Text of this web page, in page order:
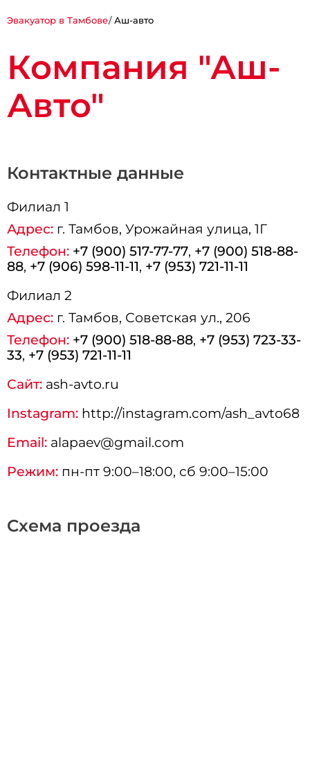
Эвакуатор в Тамбове Аш-авто
Компания "Аш-
Авто"
Схема проезда
Контактные данные
Филиал 1
Адрес: г.Тамбов, Урожайная улица, 1Г
Телефон: +7 (900) 517-77-77, +7 (900) 518-88-
88, +7 (906) 598-11-11, +7 (953) 721-11-11
Филиал 2
Адрес: г.Тамбов, Советская ул., 206
Телефон: +7 (900) 518-88-88, +7 (953) 723-33-
33, +7 (953) 721-11-11
Сайт: ash-avto.ru
Instagram: http://instagram.com/ash_avto68
Email: alapaev@gmail.com
Режим: пн-пт 9:00–18:00, сб 9:00–15:00